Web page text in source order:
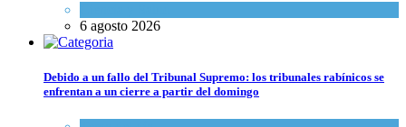
6 agosto 2026
Debido a un fallo del Tribunal Supremo: los tribunales rabínicos se
enfrentan a un cierre a partir del domingo